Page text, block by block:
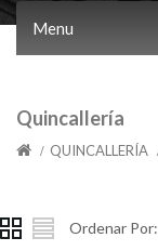
Menu
Quincallería
QUINCALLERÍA
Ordenar Por: